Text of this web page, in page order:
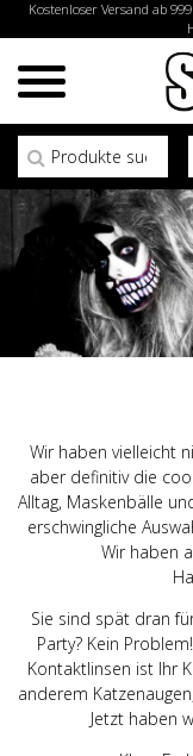
Kostenloser Versand ab
Suchen nach:
Wir haben vielleicht
aber definitiv die
Alltag, Maskenbälle
erschwingliche
Wir haben
Sie sind spät dran
Party? Kein
Kontaktlinsen ist Ihr
anderem
Jetzt haben